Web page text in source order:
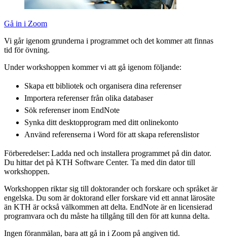
Gå in i Zoom
Vi går igenom grunderna i programmet och det kommer att finnas
tid för övning.
Under workshoppen kommer vi att gå igenom följande:
Skapa ett bibliotek och organisera dina referenser
Importera referenser från olika databaser
Sök referenser inom EndNote
Synka ditt desktopprogram med ditt onlinekonto
Använd referenserna i Word för att skapa referenslistor
Förberedelser: Ladda ned och installera programmet på din dator.
Du hittar det på KTH Software Center. Ta med din dator till
workshoppen.
Workshoppen riktar sig till doktorander och forskare och språket är
engelska. Du som är doktorand eller forskare vid ett annat lärosäte
än KTH är också välkommen att delta. EndNote är en licensierad
programvara och du måste ha tillgång till den för att kunna delta.
Ingen föranmälan, bara att gå in i Zoom på angiven tid.